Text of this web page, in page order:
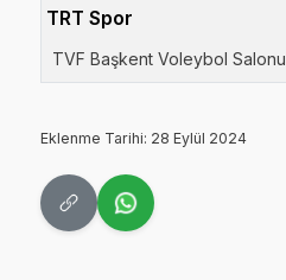
TRT Spor
TVF Başkent Voleybol Salonu
Eklenme Tarihi: 28 Eylül 2024